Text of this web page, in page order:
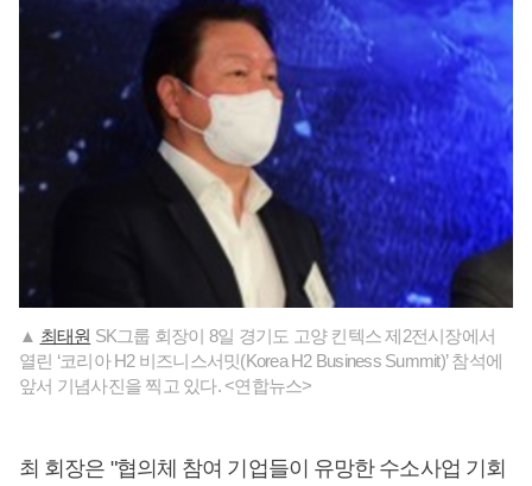
▲ 최태원 SK그룹 회장이 8일 경기도 고양 킨텍스 제2전시장에서
열린 ‘코리아 H2 비즈니스서밋(Korea H2 Business Summit)’ 참석에
앞서 기념사진을 찍고 있다. <연합뉴스>
최 회장은 "협의체 참여 기업들이 유망한 수소사업 기회